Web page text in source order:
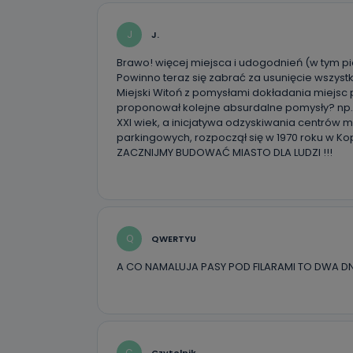
Do kiedy
Do czasu
Jakie
Przetwarzane
Państwa (lub
źródeł
Jak
J J.
Brawo! więcej miejsca i udogodnień (w tym
Powinno teraz się zabrać za usunięcie
Miejski Witoń z pomysłami dokładania
proponował kolejne absurdalne pomysły?
XXI wiek, a inicjatywa odzyskiwania centrów
parkingowych, rozpoczął się w 1970 roku w
ZACZNIJMY BUDOWAĆ MIASTO DLA LUDZI !!!
Q QWERTYU
A CO NAMALUJA PASY POD FILARAMI TO DWA